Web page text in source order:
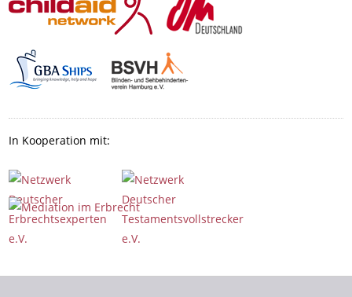
In Kooperation mit: